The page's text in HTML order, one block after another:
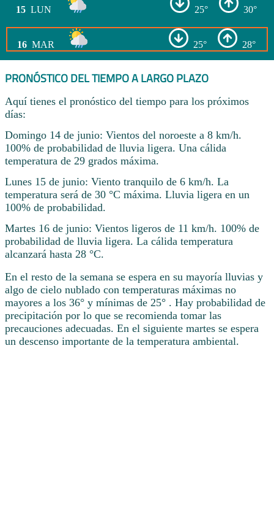
15 LUN 25° 30°
16 MAR 25° 28°
PRONÓSTICO DEL TIEMPO A LARGO PLAZO
Aquí tienes el pronóstico del tiempo para los próximos
días:
Domingo 14 de junio: Vientos del noroeste a 8 km/h.
100% de probabilidad de lluvia ligera. Una cálida
temperatura de 29 grados máxima.
Lunes 15 de junio: Viento tranquilo de 6 km/h. La
temperatura será de 30 °C máxima. Lluvia ligera en un
100% de probabilidad.
Martes 16 de junio: Vientos ligeros de 11 km/h. 100% de
probabilidad de lluvia ligera. La cálida temperatura
alcanzará hasta 28 °C.
En el resto de la semana se espera en su mayoría lluvias y
algo de cielo nublado con temperaturas máximas no
mayores a los 36° y mínimas de 25° . Hay probabilidad de
precipitación por lo que se recomienda tomar las
precauciones adecuadas. En el siguiente martes se espera
un descenso importante de la temperatura ambiental.